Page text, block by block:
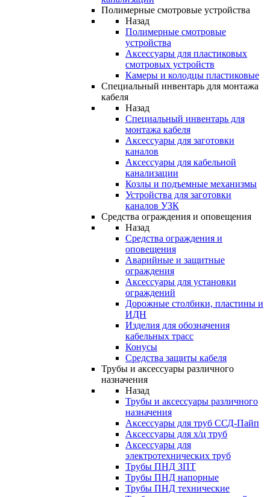
Полимерные смотровые устройства
Назад
Полимерные смотровые
устройства
Аксессуары для пластиковых
смотровых устройств
Камеры и колодцы пластиковые
Специальный инвентарь для монтажа
кабеля
Назад
Специальный инвентарь для
монтажа кабеля
Аксессуары для заготовки
каналов
Аксессуары для кабельной
канализации
Козлы и подъемные механизмы
Устройства для заготовки
каналов УЗК
Средства ограждения и оповещения
Назад
Средства ограждения и
оповещения
Аварийные и защитные
ограждения
Аксессуары для установки
ограждений
Дорожные столбики, пластины и
ИДН
Изделия для обозначения
кабельных трасс
Конусы
Средства защиты кабеля
Трубы и аксессуары различного
назначения
Назад
Трубы и аксессуары различного
назначения
Аксессуары для труб ССД-Пайп
Аксессуары для х/ц труб
Аксессуары для
электротехнических труб
Трубы ПНД ЗПТ
Трубы ПНД напорные
Трубы ПНД технические